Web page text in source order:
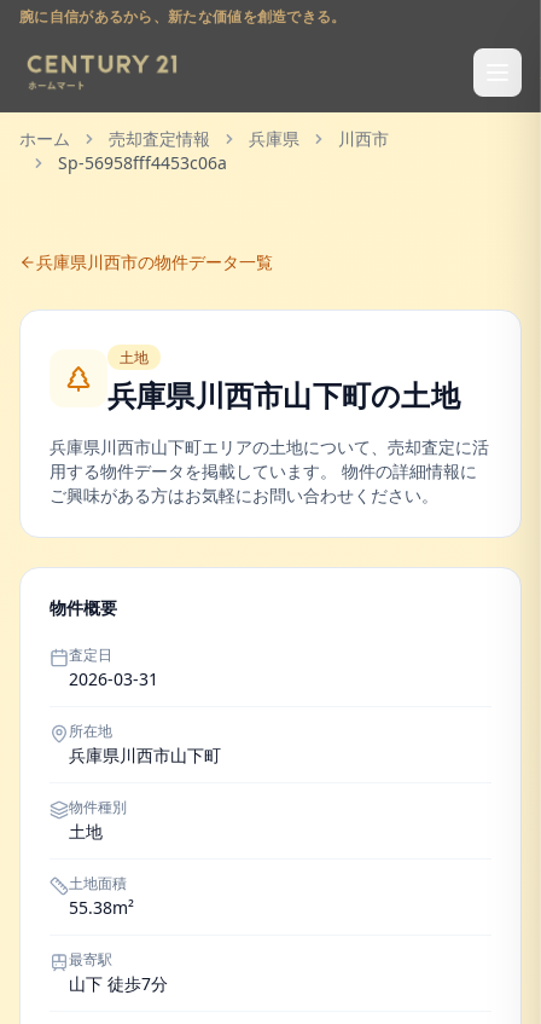
腕に自信があるから、新たな価値を創造できる。
ホーム 売却査定情報 兵庫県
川西市
Sp-56958fff4453c06a
兵庫県川西市の物件データ一覧
土地
兵庫県川西市山下町の土地
兵庫県川西市山下町エリアの土地について、売却査定に活
用する物件データを掲載しています。 物件の詳細情報に
ご興味がある方はお気軽にお問い合わせください。
物件概要
査定日
2026-03-31
所在地
兵庫県川西市山下町
物件種別
土地
土地面積
55.38m²
最寄駅
山下 徒歩7分